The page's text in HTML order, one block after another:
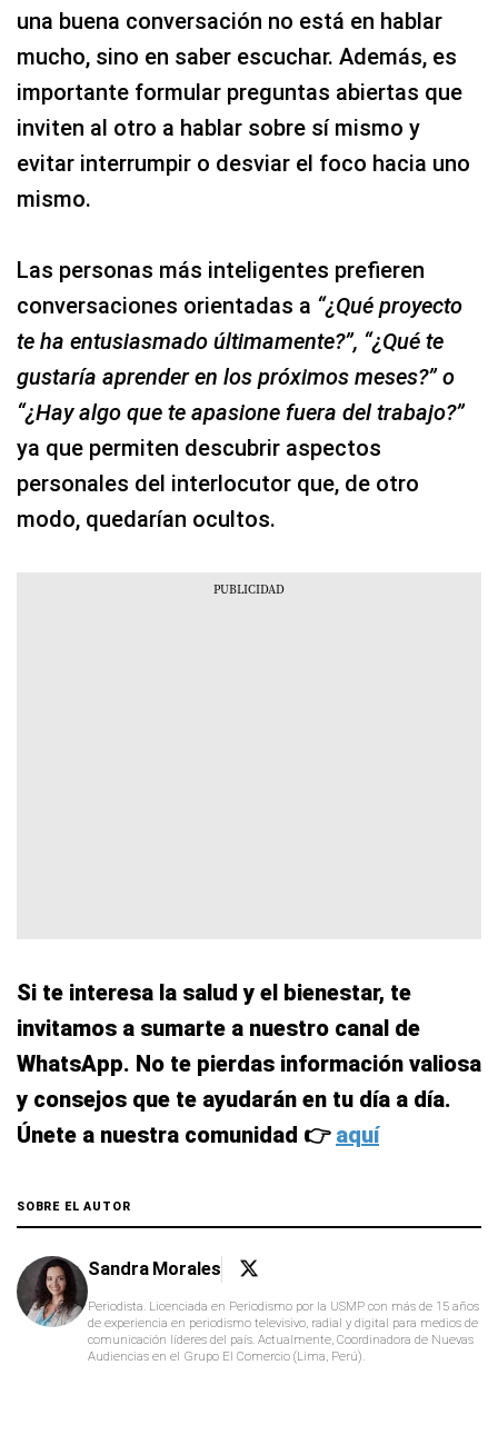
una buena conversación no está en hablar
mucho, sino en saber escuchar. Además, es
importante formular preguntas abiertas que
inviten al otro a hablar sobre sí mismo y
evitar interrumpir o desviar el foco hacia uno
mismo.
Las personas más inteligentes prefieren
conversaciones orientadas a “¿Qué proyecto
te ha entusiasmado últimamente?”, “¿Qué te
gustaría aprender en los próximos meses?” o
“¿Hay algo que te apasione fuera del trabajo?”
ya que permiten descubrir aspectos
personales del interlocutor que, de otro
modo, quedarían ocultos.
Si te interesa la salud y el bienestar, te
invitamos a sumarte a nuestro canal de
WhatsApp. No te pierdas información valiosa
y consejos que te ayudarán en tu día a día.
Únete a nuestra comunidad 👉 aquí
SOBRE EL AUTOR
Sandra Morales
Periodista. Licenciada en Periodismo por la USMP con más de 15 años
de experiencia en periodismo televisivo, radial y digital para medios de
comunicación líderes del país. Actualmente, Coordinadora de Nuevas
Audiencias en el Grupo El Comercio (Lima, Perú).